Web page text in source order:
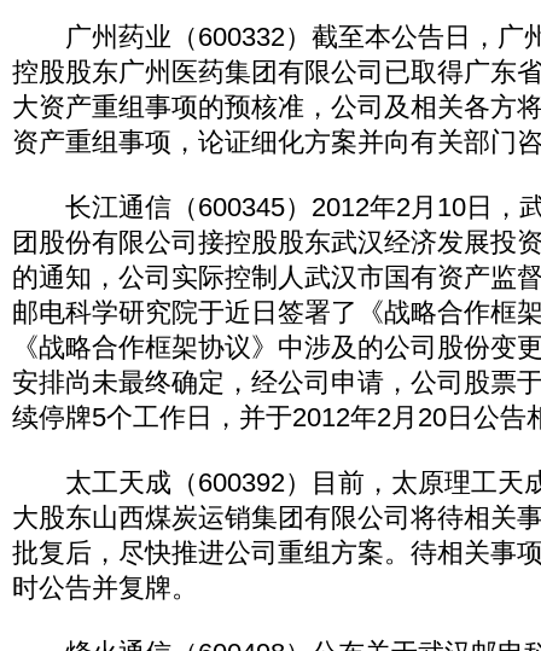
广州药业（600332）截至本公告日，广
控股股东广州医药集团有限公司已取得广东
大资产重组事项的预核准，公司及相关各方
资产重组事项，论证细化方案并向有关部门
长江通信（600345）2012年2月10日，
团股份有限公司接控股股东武汉经济发展投
的通知，公司实际控制人武汉市国有资产监
邮电科学研究院于近日签署了《战略合作框
《战略合作框架协议》中涉及的公司股份变
安排尚未最终确定，经公司申请，公司股票
续停牌5个工作日，并于2012年2月20日公告
太工天成（600392）目前，太原理工天
大股东山西煤炭运销集团有限公司将待相关
批复后，尽快推进公司重组方案。待相关事
时公告并复牌。